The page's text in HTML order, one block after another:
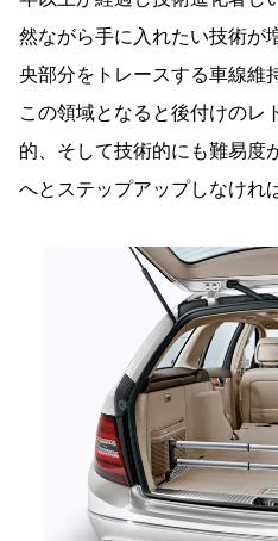
然ながら手に入れたい技術が
央部分をトレースする車線維
この領域となると後付けのレ
的、そして技術的にも難易度
へとステップアップしなけれ